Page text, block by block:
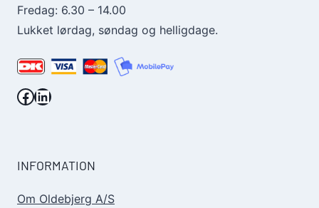
Fredag: 6.30 – 14.00
Lukket lørdag, søndag og helligdage.
Facebook.
LinkedIn.
INFORMATION
Om Oldebjerg A/S